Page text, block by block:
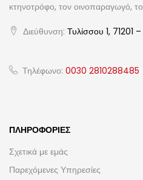
κτηνοτρόφο, τον οινοπαραγωγό,
Διεύθυνση: Τυλίσσου 1, 71201
Τηλέφωνο: 0030 2810288485
ΠΛΗΡΟΦΟΡΊΕΣ
Σχετικά με εμάς
Παρεχόμενες Υπηρεσίες